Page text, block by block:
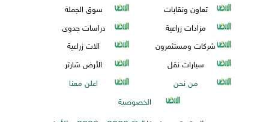
تعاون ونقابات
سوق الجملة
مزادات زراعية
دراسات جدوى
شركات ومستثمرون
الات زراعية
سيارات نقل
الأرض شارتر
من نحن
اعلن معنا
الخصوصية